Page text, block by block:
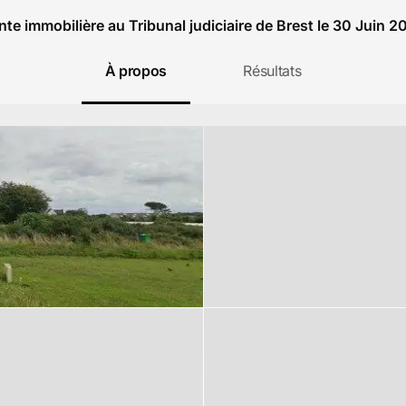
immobilière au Tribunal judiciaire de Brest le 30 Juin
À propos Résultats